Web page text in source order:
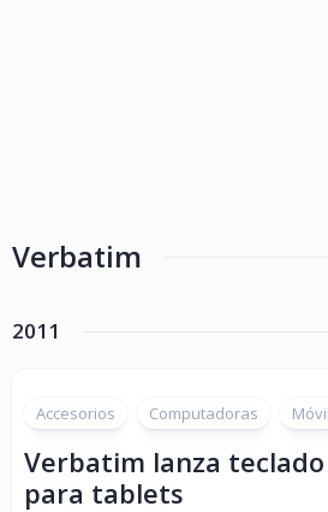
Verbatim
2011
Accesorios Computadoras
Verbatim lanza
para tablets